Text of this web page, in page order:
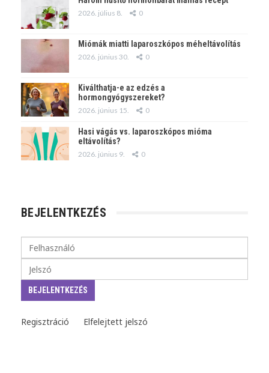
2026. július 8. 0
Miómák miatti laparoszkópos méheltávolítás
2026. június 30. 0
Kiválthatja-e az edzés a
hormongyógyszereket?
2026. június 15. 0
Hasi vágás vs. laparoszkópos mióma
eltávolítás?
2026. június 9. 0
BEJELENTKEZÉS
Regisztráció Elfelejtett jelszó